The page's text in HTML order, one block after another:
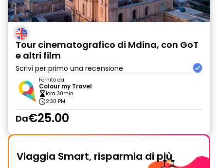
Tour cinematografico di Mdina, con GoT
e altri film
Scrivi per primo una recensione
Fornito da
Colour my Travel
1ora 30min
2:30 PM
Da€25.00
Viaggia Smart, risparmia di più